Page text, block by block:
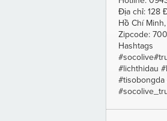
Địa chỉ: 128
Hồ Chí
Zipcode:
Hashtags
#lichthidau